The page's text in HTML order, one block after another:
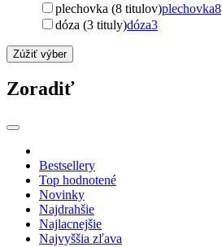
plechovka (8 titulov)plechovka8
dóza (3 tituly)dóza3
Zúžiť výber
Zoradiť
Bestsellery
Top hodnotené
Novinky
Najdrahšie
Najlacnejšie
Najvyššia zľava